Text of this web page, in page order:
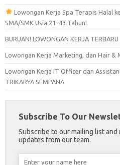
Lowongan Kerja Spa Terapis Halal
SMA/SMK Usia 21–43 Tahun!
BURUAN! LOWONGAN KERJA
Lowongan Kerja Marketing, dan Hair &
Lowongan Kerja IT Officer dan
TRIKARYA SEMPANA
Subscribe To Our
Subscribe to our mailing list
updates from our team.